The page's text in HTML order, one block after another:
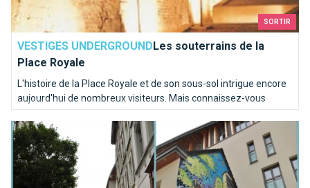
SORTIR
VESTIGES UNDERGROUND Les souterrains de la
Place Royale
L'histoire de la Place Royale et de son sous-sol intrigue encore
aujourd'hui de nombreux visiteurs. Mais connaissez-vous
vraiment cette histoire faisant partie intégrante de la culture
bruxelloise?
Les fresques insolites dans Bruxelles